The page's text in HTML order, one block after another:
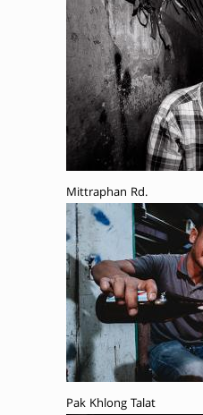
Mittraphan Rd.
Pak Khlong Talat